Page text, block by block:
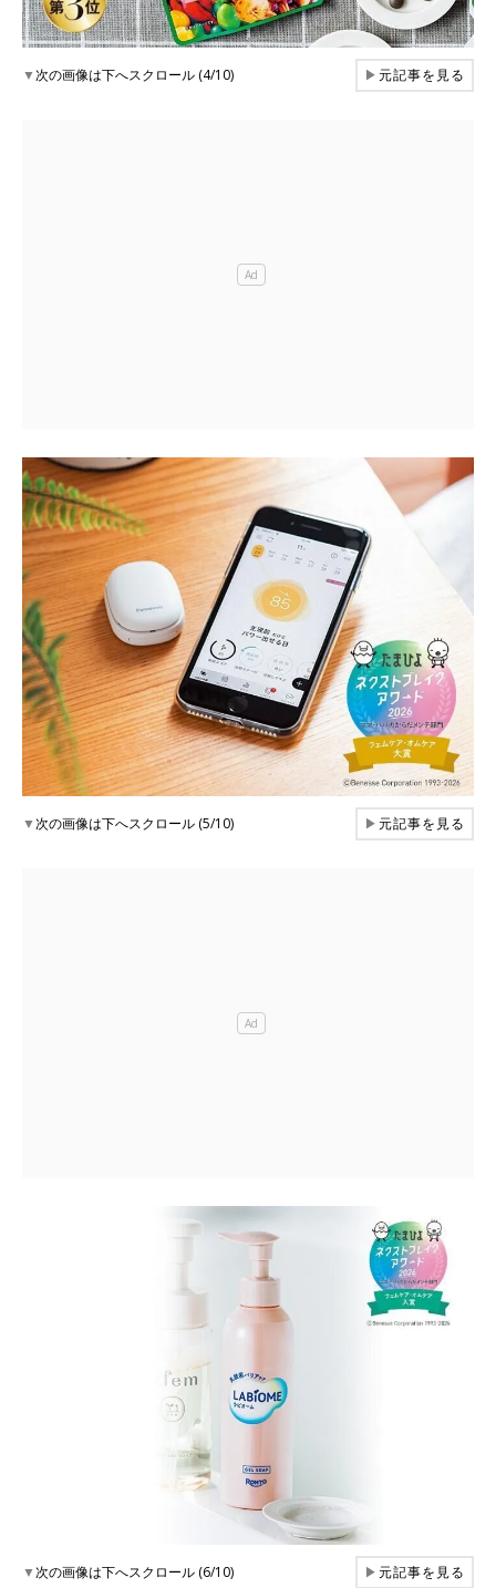
▼次の画像は下へスクロール (4/10) ▶元記事を見る
▼次の画像は下へスクロール (5/10) ▶元記事を見る
▼次の画像は下へスクロール (6/10) ▶元記事を見る